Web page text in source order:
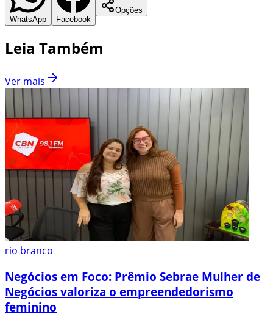
WhatsApp Facebook
Opções
Leia Também
Ver mais
rio branco
Negócios em Foco: Prêmio Sebrae Mulher de
Negócios valoriza o empreendedorismo
feminino